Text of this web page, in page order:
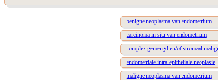
benigne neoplasma van endometrium
carcinoma in situ van endometrium
complex gemengd en/of stromaal
endometriale intra-epitheliale neoplasie
maligne neoplasma van endometrium